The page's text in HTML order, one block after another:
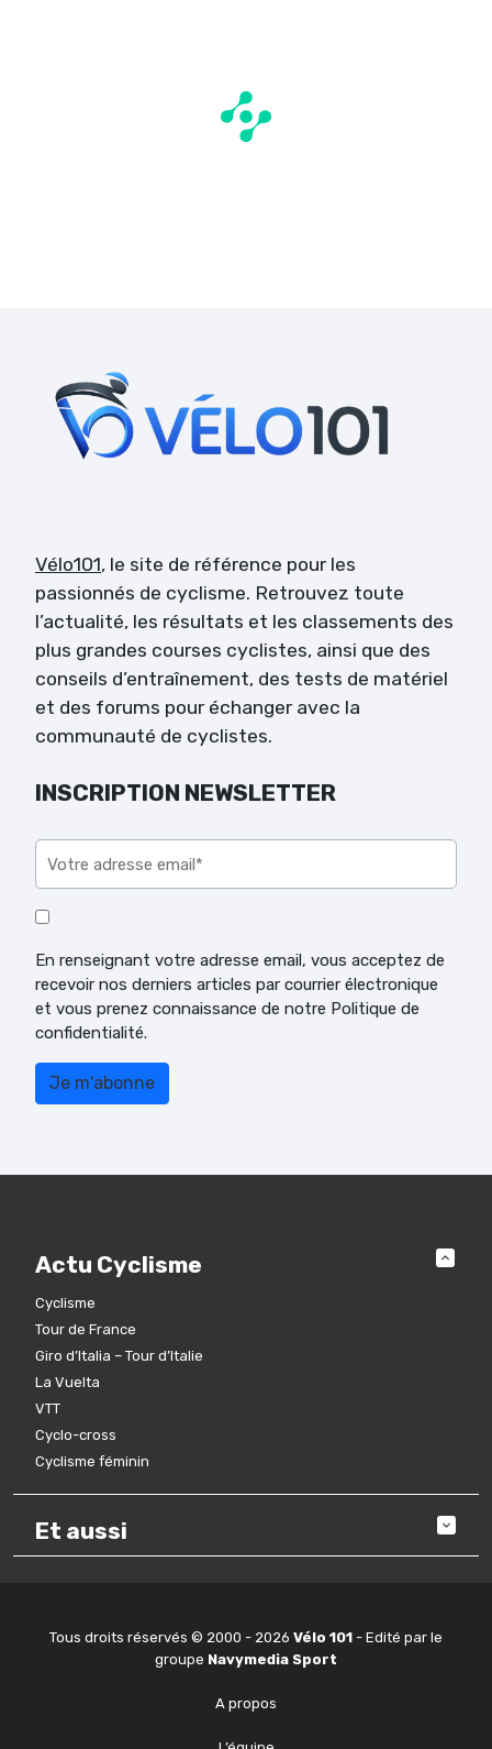
Vélo101, le site de référence pour les
passionnés de cyclisme. Retrouvez toute
l’actualité, les résultats et les classements des
plus grandes courses cyclistes, ainsi que des
conseils d’entraînement, des tests de matériel
et des forums pour échanger avec la
communauté de cyclistes.
INSCRIPTION NEWSLETTER
En renseignant votre adresse email, vous acceptez de
recevoir nos derniers articles par courrier électronique
et vous prenez connaissance de notre Politique de
confidentialité.
Actu Cyclisme
Cyclisme
Tour de France
Giro d’Italia – Tour d’Italie
La Vuelta
VTT
Cyclo-cross
Cyclisme féminin
Et aussi
Tous droits réservés © 2000 - 2026 Vélo 101 - Edité par le
groupe Navymedia Sport
A propos